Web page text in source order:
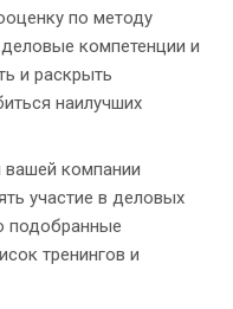
по методу
компетенции и
и раскрыть
наилучших
вашей компании
участие в деловых
подобранные
тренингов и